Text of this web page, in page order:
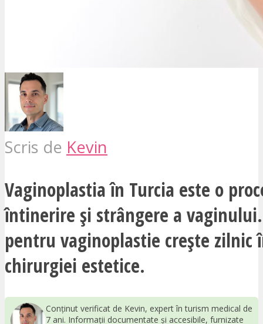
Scris de Kevin
Vaginoplastia în Turcia este o
întinerire și strângere a
pentru vaginoplastie crește zilnic
chirurgiei estetice.
Conținut verificat de Kevin, expert în turism medical de
7 ani. Informații documentate și accesibile, furnizate